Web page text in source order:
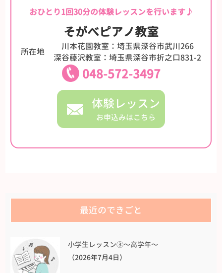
おひとり1回30分の体験レッスンを行います♪
そがべピアノ教室
所在地
川本花園教室：埼玉県深谷市武川266
深谷藤沢教室：埼玉県深谷市折之口831-2
048-572-3497
体験レッスン
お申込みはこちら
最近のできごと
小学生レッスン③〜高学年〜
（2026年7月4日）